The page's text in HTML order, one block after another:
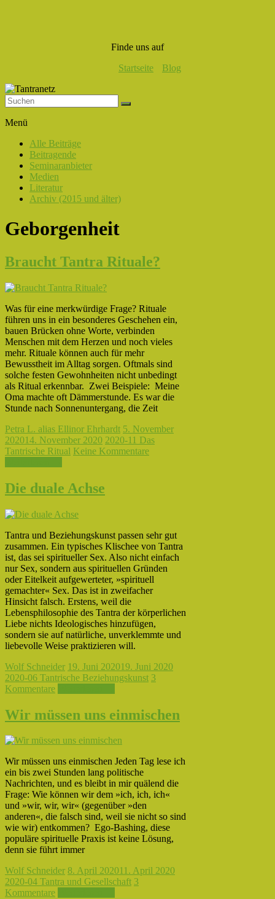
Finde uns auf
Startseite
Blog
Liebe,
Eros
Tantra
Menü
Alle Beiträge
Beitragende
Seminaranbieter
Medien
Literatur
Archiv (2015 und älter)
Geborgenheit
Braucht Tantra Rituale?
Was für eine merkwürdige Frage? Rituale
führen uns in ein besonderes Geschehen ein,
bauen Brücken ohne Worte, verbinden
Menschen mit dem Herzen und noch vieles
mehr. Rituale können auch für mehr
Bewusstheit im Alltag sorgen. Oftmals sind
solche festen Gewohnheiten nicht unbedingt
als Ritual erkennbar. Zwei Beispiele: Meine
Oma machte oft Dämmerstunde. Es war die
Stunde nach Sonnenuntergang, die Zeit
Petra L. alias Ellinor Ehrhardt 5. November
202014. November 2020 2020-11 Das
Tantrische Ritual Keine Kommentare
Die duale Achse
Tantra und Beziehungskunst passen sehr gut
zusammen. Ein typisches Klischee von Tantra
ist, das sei spiritueller Sex. Also nicht einfach
nur Sex, sondern aus spirituellen Gründen
oder Eitelkeit aufgewerteter, »spirituell
gemachter« Sex. Das ist in zweifacher
Hinsicht falsch. Erstens, weil die
Lebensphilosophie des Tantra der körperlichen
Liebe nichts Ideologisches hinzufügen,
sondern sie auf natürliche, unverklemmte und
liebevolle Weise praktizieren will.
Wolf Schneider 19. Juni 202019. Juni 2020
2020-06 Tantrische Beziehungskunst 3
Kommentare
Wir müssen uns einmischen
Wir müssen uns einmischen Jeden Tag lese ich
ein bis zwei Stunden lang politische
Nachrichten, und es bleibt in mir quälend die
Frage: Wie können wir dem »ich, ich, ich«
und »wir, wir, wir« (gegenüber »den
anderen«, die falsch sind, weil sie nicht so sind
wie wir) entkommen? Ego-Bashing, diese
populäre spirituelle Praxis ist keine Lösung,
denn sie führt immer
Wolf Schneider 8. April 202011. April 2020
2020-04 Tantra und Gesellschaft 3
Kommentare